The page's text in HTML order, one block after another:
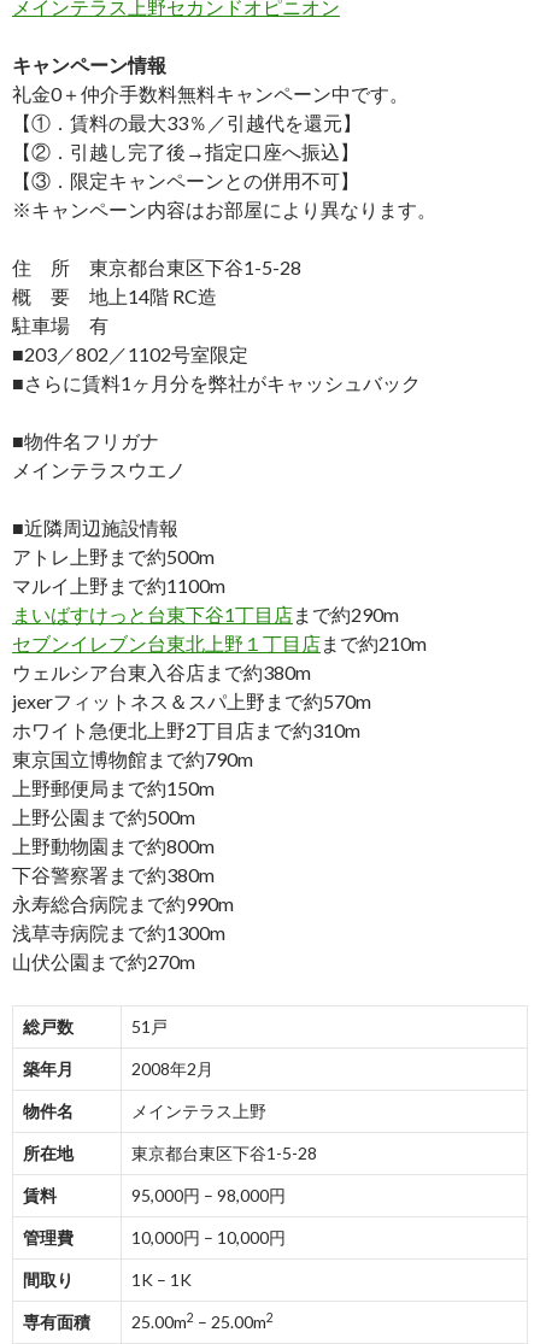
メインテラス上野セカンドオピニオン
キャンペーン情報
礼金0＋仲介手数料無料キャンペーン中です。
【①．賃料の最大33％／引越代を還元】
【②．引越し完了後→指定口座へ振込】
【③．限定キャンペーンとの併用不可】
※キャンペーン内容はお部屋により異なります。
住 所 東京都台東区下谷1-5-28
概 要 地上14階 RC造
駐車場 有
■203／802／1102号室限定
■さらに賃料1ヶ月分を弊社がキャッシュバック
■物件名フリガナ
メインテラスウエノ
■近隣周辺施設情報
アトレ上野まで約500m
マルイ上野まで約1100m
まいばすけっと台東下谷1丁目店まで約290m
セブンイレブン台東北上野１丁目店まで約210m
ウェルシア台東入谷店まで約380m
jexerフィットネス＆スパ上野まで約570m
ホワイト急便北上野2丁目店まで約310m
東京国立博物館まで約790m
上野郵便局まで約150m
上野公園まで約500m
上野動物園まで約800m
下谷警察署まで約380m
永寿総合病院まで約990m
浅草寺病院まで約1300m
山伏公園まで約270m
総戸数 51戸
築年月 2008年2月
物件名 メインテラス上野
所在地 東京都台東区下谷1-5-28
賃料 95,000円 – 98,000円
管理費 10,000円 – 10,000円
間取り 1K – 1K
専有面積 25.00m2 – 25.00m2